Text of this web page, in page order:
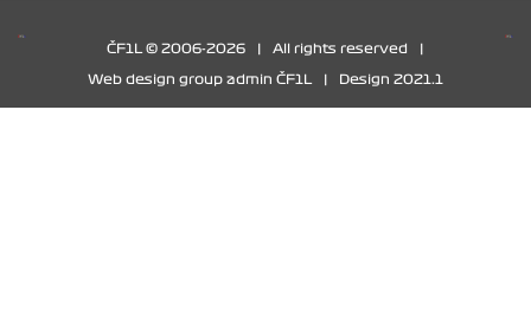
ČF1L © 2006-2026 All rights reserved
Web design group admin ČF1L Design 2021.1